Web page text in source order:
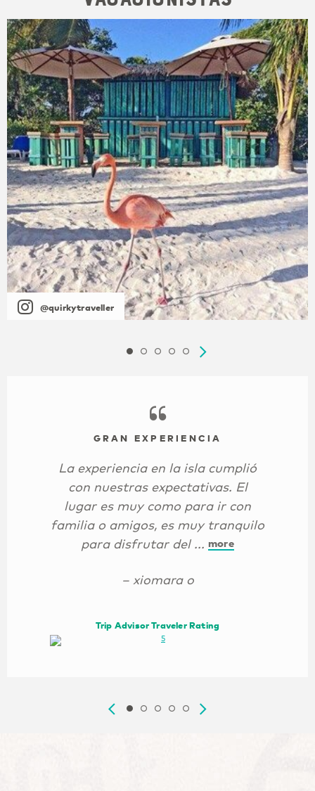
@quirkytraveller
GRAN EXPERIENCIA
La experiencia en la isla cumplió
con nuestras expectativas. El
lugar es muy como para ir con
familia o amigos, es muy tranquilo
para disfrutar del ... more
– xiomara o
Trip Advisor Traveler Rating